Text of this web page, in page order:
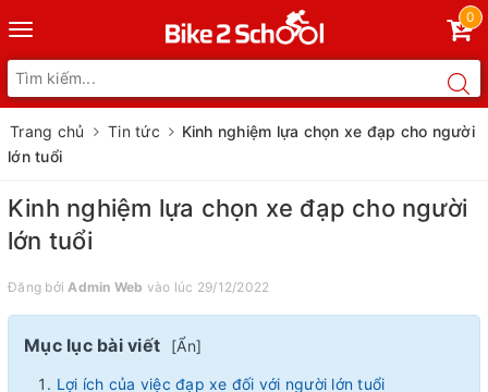
Toggle
navigation
0
Trang chủ Tin tức
Kinh nghiệm lựa chọn xe đạp cho người
lớn tuổi
Kinh nghiệm lựa chọn xe đạp cho người
lớn tuổi
Đăng bởiAdmin Web vào lúc 29/12/2022
Mục lục bài viết [Ẩn]
Lợi ích của việc đạp xe đối với người lớn tuổi